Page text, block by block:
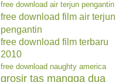
free download air terjun pengantin
free download film air terjun
pengantin
free download film terbaru
2010
free download naughty america
grosir tas mangga dua